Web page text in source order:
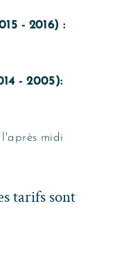
- 2016) :
- 2005):
midi
tarifs sont